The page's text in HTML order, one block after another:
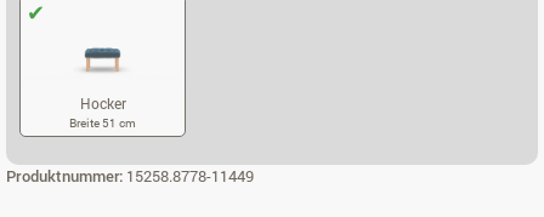
Hocker
Breite 51 cm
Produktnummer: 15258.8778-11449